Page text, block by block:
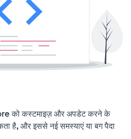
को कस्टमाइज़ और अपडेट करने के
है, और इससे नई समस्याएं या बग पैदा